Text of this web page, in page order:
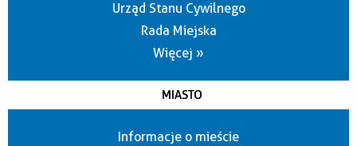
Urząd Stanu Cywilnego
Rada Miejska
Więcej »
MIASTO
Informacje o mieście